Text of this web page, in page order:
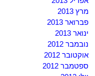
מרץ 2013
פברואר 2013
ינואר 2013
נובמבר 2012
אוקטובר 2012
ספטמבר 2012